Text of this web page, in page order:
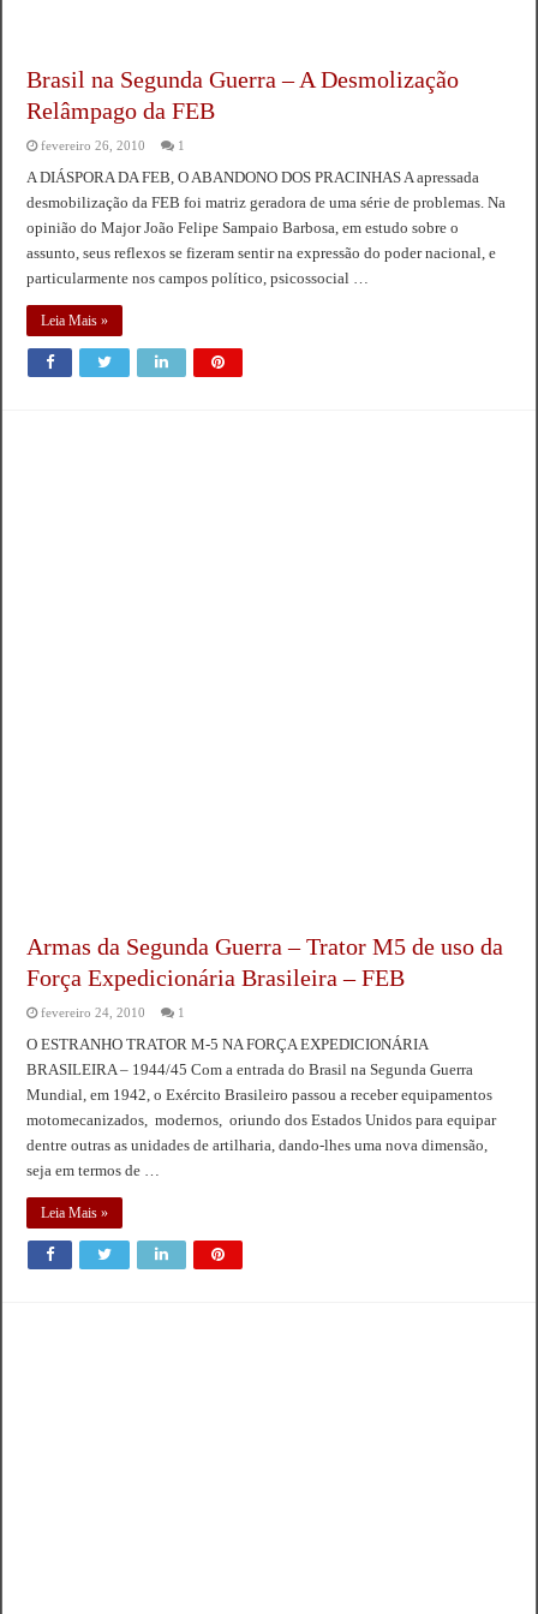
Brasil na Segunda Guerra – A Desmolização
Relâmpago da FEB
fevereiro 26, 2010 1
A DIÁSPORA DA FEB, O ABANDONO DOS PRACINHAS A apressada
desmobilização da FEB foi matriz geradora de uma série de problemas. Na
opinião do Major João Felipe Sampaio Barbosa, em estudo sobre o
assunto, seus reflexos se fizeram sentir na expressão do poder nacional, e
particularmente nos campos político, psicossocial …
Leia Mais »
Armas da Segunda Guerra – Trator M5 de uso da
Força Expedicionária Brasileira – FEB
fevereiro 24, 2010 1
O ESTRANHO TRATOR M-5 NA FORÇA EXPEDICIONÁRIA
BRASILEIRA – 1944/45 Com a entrada do Brasil na Segunda Guerra
Mundial, em 1942, o Exército Brasileiro passou a receber equipamentos
motomecanizados, modernos, oriundo dos Estados Unidos para equipar
dentre outras as unidades de artilharia, dando-lhes uma nova dimensão,
seja em termos de …
Leia Mais »